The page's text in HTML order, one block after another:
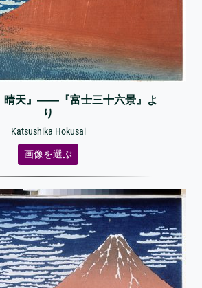
晴天』――『富士三十六景』よ
り
Katsushika Hokusai
画像を選ぶ